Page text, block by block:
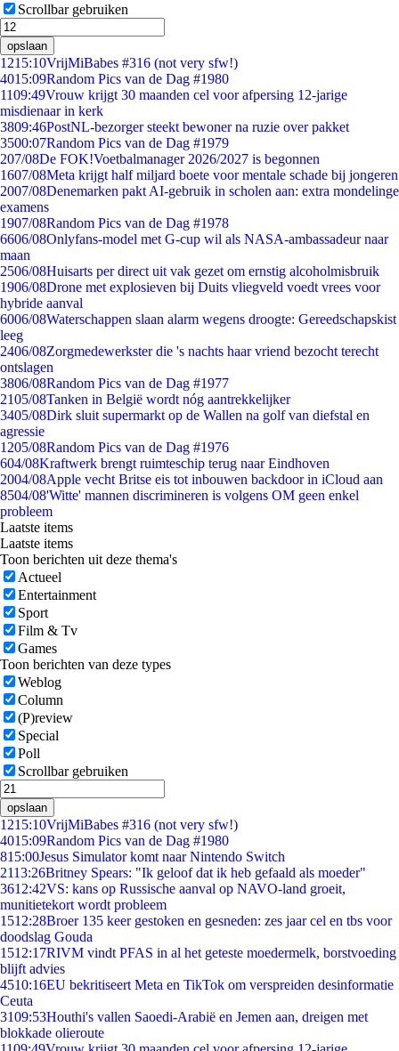
Scrollbar gebruiken
opslaan
1215:10VrijMiBabes #316 (not very sfw!)
4015:09Random Pics van de Dag #1980
1109:49Vrouw krijgt 30 maanden cel voor afpersing 12-jarige
misdienaar in kerk
3809:46PostNL-bezorger steekt bewoner na ruzie over pakket
3500:07Random Pics van de Dag #1979
207/08De FOK!Voetbalmanager 2026/2027 is begonnen
1607/08Meta krijgt half miljard boete voor mentale schade bij jongeren
2007/08Denemarken pakt AI-gebruik in scholen aan: extra mondelinge
examens
1907/08Random Pics van de Dag #1978
6606/08Onlyfans-model met G-cup wil als NASA-ambassadeur naar
maan
2506/08Huisarts per direct uit vak gezet om ernstig alcoholmisbruik
1906/08Drone met explosieven bij Duits vliegveld voedt vrees voor
hybride aanval
6006/08Waterschappen slaan alarm wegens droogte: Gereedschapskist
leeg
2406/08Zorgmedewerkster die 's nachts haar vriend bezocht terecht
ontslagen
3806/08Random Pics van de Dag #1977
2105/08Tanken in België wordt nóg aantrekkelijker
3405/08Dirk sluit supermarkt op de Wallen na golf van diefstal en
agressie
1205/08Random Pics van de Dag #1976
604/08Kraftwerk brengt ruimteschip terug naar Eindhoven
2004/08Apple vecht Britse eis tot inbouwen backdoor in iCloud aan
8504/08'Witte' mannen discrimineren is volgens OM geen enkel
probleem
Laatste items
Laatste items
Toon berichten uit deze thema's
Actueel
Entertainment
Sport
Film & Tv
Games
Toon berichten van deze types
Weblog
Column
(P)review
Special
Poll
Scrollbar gebruiken
opslaan
1215:10VrijMiBabes #316 (not very sfw!)
4015:09Random Pics van de Dag #1980
815:00Jesus Simulator komt naar Nintendo Switch
2113:26Britney Spears: "Ik geloof dat ik heb gefaald als moeder"
3612:42VS: kans op Russische aanval op NAVO-land groeit,
munitietekort wordt probleem
1512:28Broer 135 keer gestoken en gesneden: zes jaar cel en tbs voor
doodslag Gouda
1512:17RIVM vindt PFAS in al het geteste moedermelk, borstvoeding
blijft advies
4510:16EU bekritiseert Meta en TikTok om verspreiden desinformatie
Ceuta
3109:53Houthi's vallen Saoedi-Arabië en Jemen aan, dreigen met
blokkade olieroute